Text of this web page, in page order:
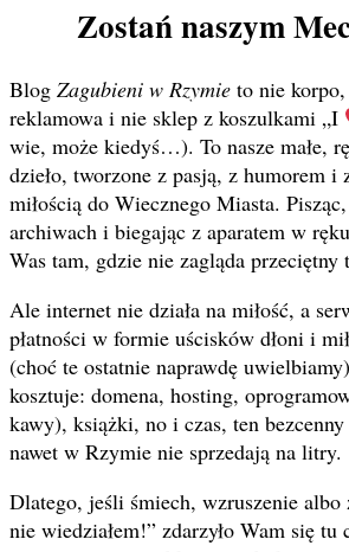
Zostań naszym
Blog Zagubieni w Rzymie to nie
reklamowa i nie sklep z koszulkami „I
wie, może kiedyś…). To nasze małe,
dzieło, tworzone z pasją, z humorem i
miłością do Wiecznego Miasta.
archiwach i biegając z aparatem w
Was tam, gdzie nie zagląda przeciętny
Ale internet nie działa na miłość, a
płatności w formie uścisków dłoni i
(choć te ostatnie naprawdę
kosztuje: domena, hosting,
kawy), książki, no i czas, ten
nawet w Rzymie nie sprzedają na litry.
Dlatego, jeśli śmiech, wzruszenie albo
nie wiedziałem!” zdarzyło Wam się